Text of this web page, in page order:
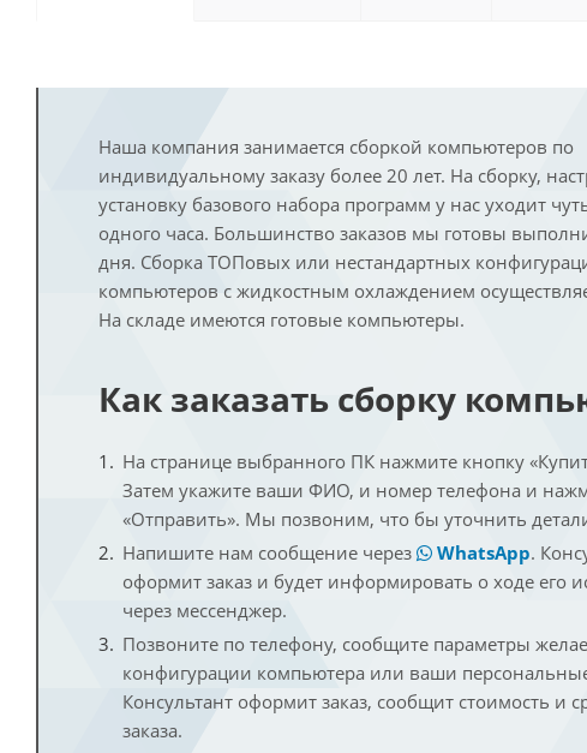
Наша компания занимается сборкой компьютеров по
индивидуальному заказу более 20 лет. На сборку,
установку базового набора программ у нас уходит
одного часа. Большинство заказов мы готовы
дня. Сборка ТОПовых или нестандартных
компьютеров с жидкостным охлаждением
На складе имеются готовые компьютеры.
Как заказать сборку
На странице выбранного ПК нажмите кнопку
Затем укажите ваши ФИО, и номер телефона и
«Отправить». Мы позвоним, что бы уточнить
Напишите нам сообщение через
WhatsApp.
оформит заказ и будет информировать о ходе его
через мессенджер.
Позвоните по телефону, сообщите параметры
конфигурации компьютера или ваши
Консультант оформит заказ, сообщит стоимость и
заказа.